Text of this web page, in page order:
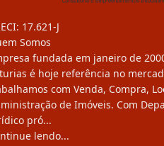
17.621-J
Somos
fundada em janeiro de
é hoje referência no
com Venda, Compra,
de Imóveis. Com
pró...
lendo...